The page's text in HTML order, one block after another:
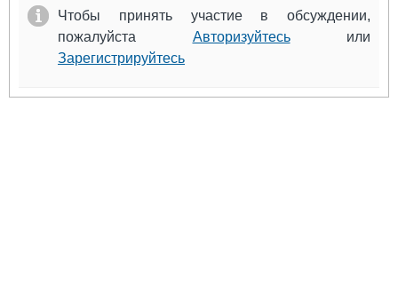
Чтобы принять участие в обсуждении,
пожалуйста Авторизуйтесьили
Зарегистрируйтесь